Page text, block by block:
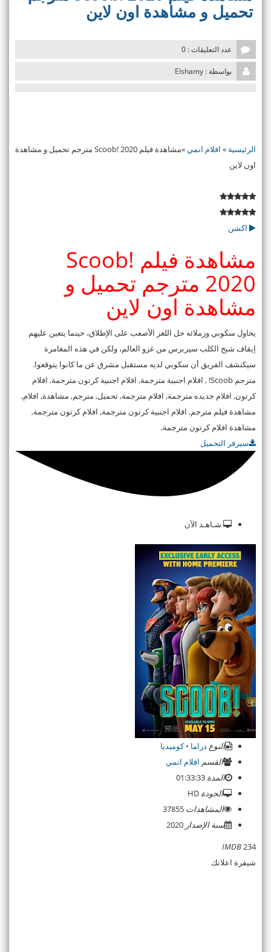
تحميل و مشاهدة اون لاين
عدد التعليقات : 0
بواسطة : Elshamy
الرئيسية » افلام انمي»
مشاهدة فيلم Scoob! 2020 مترجم تحميل و مشاهدة
اون لاين
اكشن
مشاهدة فيلم Scoob!
2020 مترجم تحميل و
مشاهدة اون لاين
يحاول سكوبي وزملائه حل اللغز الأصعب على الإطلاق، حينما يتعين عليهم
إيقاف شبح الكلب سيربرس من غزو العالم، ولكن في هذه المغامرة
سيكتشف الفريق أن سكوبي لديه مستقبل مشرق عن ما كانوا يتوقعوا.
مترجم Scoob! , افلام اجنبية مترجمة, افلام اجنبية كرتون مترجمة, افلام
كرتون, افلام جديده مترجمة, افلام مترجمة, تحميل, مترجم, مشاهدة, افلام,
مشاهدة فيلم مترجم, افلام اجنبية كرتون مترجمة, افلام كرتون مترجمة,
مشاهدة افلام كرتون مترجمة,
سيرفر التحميل
شـاهـد الآن
النوع دراما • كوميديا
القسم افلام انمي
المدة
الجودة
المشاهدات
سنة الإصدار
IMDB234
شيفرة اعلانك